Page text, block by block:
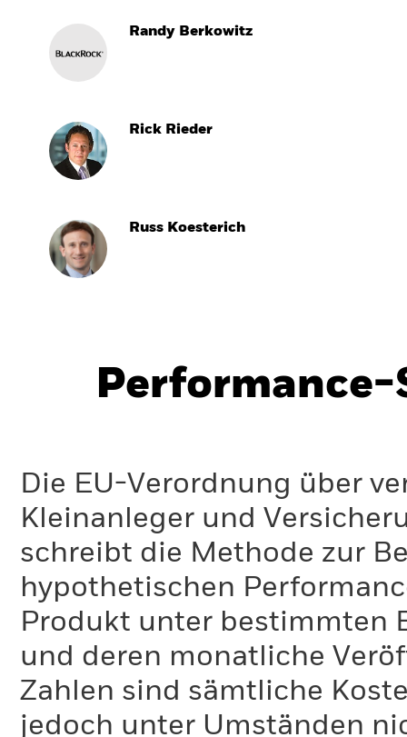
Randy Berkowitz
Rick Rieder
Russ Koesterich
Performance-
Die EU-Verordnung über
Kleinanleger und
schreibt die Methode zur
hypothetischen
Produkt unter bestimmten
und deren monatliche
Zahlen sind sämtliche
jedoch unter Umständen